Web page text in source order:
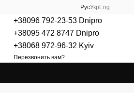
РусУкр Eng
+38096 792-23-53 Dnipro
+38095 472 8747 Dnipro
+38068 972-96-32 Kyiv
Перезвонить вам?